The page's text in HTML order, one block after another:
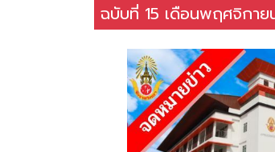
ฉบับที่ 15 เดือนพฤศจิกา